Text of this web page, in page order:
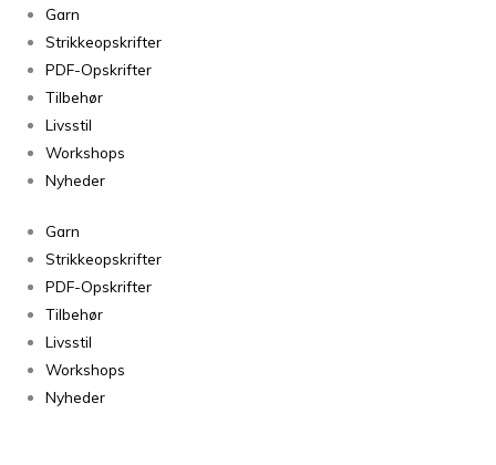
Garn
Strikkeopskrifter
PDF-Opskrifter
Tilbehør
Livsstil
Workshops
Nyheder
Garn
Strikkeopskrifter
PDF-Opskrifter
Tilbehør
Livsstil
Workshops
Nyheder